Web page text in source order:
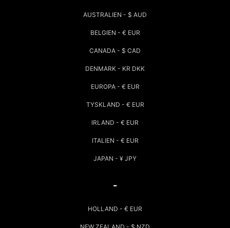
AUSTRALIEN - $ AUD
BELGIEN - € EUR
CANADA - $ CAD
DENMARK - KR DKK
EUROPA - € EUR
TYSKLAND - € EUR
IRLAND - € EUR
ITALIEN - € EUR
JAPAN - ¥ JPY
-
HOLLAND - € EUR